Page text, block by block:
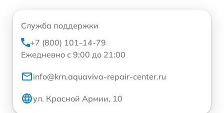
Служба поддержки
+7 (800) 101-14-79
Ежедневно с 9:00 до 21:00
info@krn.aquaviva-repair-center.ru
ул. Красной Армии, 10